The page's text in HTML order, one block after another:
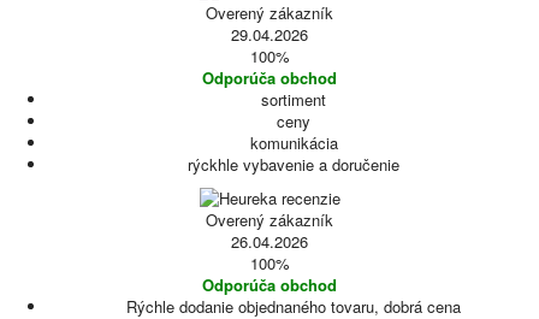
Overený zákazník
29.04.2026
100%
Odporúča obchod
sortiment
ceny
komunikácia
rýckhle vybavenie a doručenie
Overený zákazník
26.04.2026
100%
Odporúča obchod
Rýchle dodanie objednaného tovaru, dobrá cena